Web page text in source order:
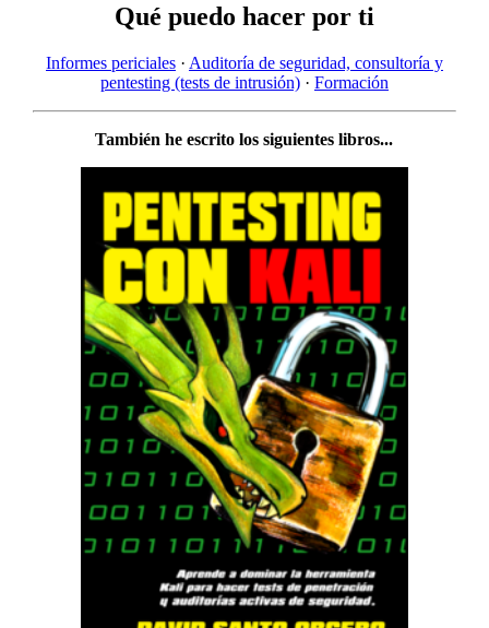
Qué puedo hacer por ti
Informes periciales· Auditoría de seguridad, consultoría y
pentesting (tests de intrusión)· Formación
También he escrito los siguientes libros...